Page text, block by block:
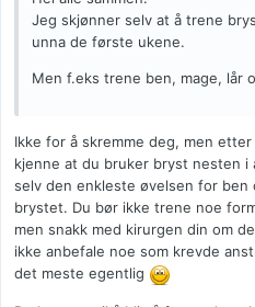
Jeg skjønner selv at å trene
unna de første ukene.
Men f.eks trene ben, mage, lår
Ikke for å skremme deg, men
kjenne at du bruker bryst nesten
selv den enkleste øvelsen for ben
brystet. Du bør ikke trene noe
men snakk med kirurgen din om
ikke anbefale noe som krevde
det meste egentlig